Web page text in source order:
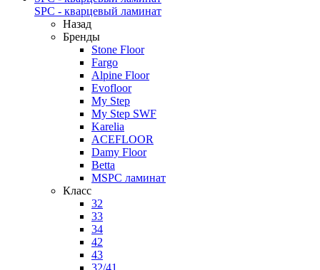
SPC - кварцевый ламинат
Назад
Бренды
Stone Floor
Fargo
Alpine Floor
Evofloor
My Step
My Step SWF
Karelia
ACEFLOOR
Damy Floor
Betta
MSPC ламинат
Класс
32
33
34
42
43
32/41